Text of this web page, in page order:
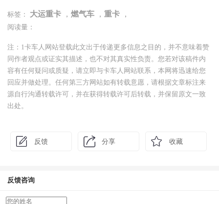
标签： 大运重卡 ， 燃气车 ， 重卡 ，
阅读量：
注：1卡车人网站登载此文出于传递更多信息之目的，并不意味着赞
同作者观点或证实其描述，也不对其真实性负责。您若对该稿件内
容有任何疑问或质疑，请立即与卡车人网站联系，本网将迅速给您
回应并做处理。任何第三方网站如有转载意愿，请根据文章标注来
源自行沟通转载许可，并在获得转载许可后转载，并保留原文一致
出处。
反馈 分享 收藏
反馈咨询